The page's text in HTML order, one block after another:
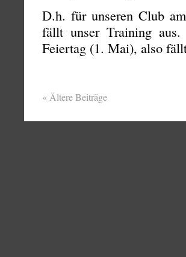
D.h. für unseren Club
fällt unser Training
Feiertag (1. Mai), also
« Ältere Beiträge